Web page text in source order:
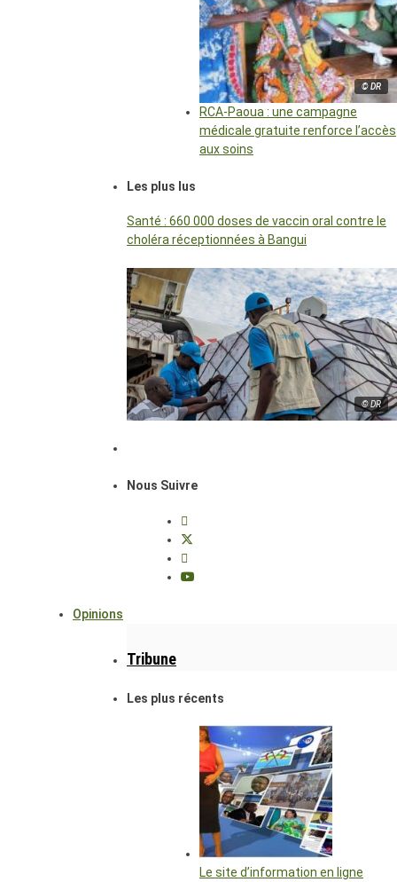
© DR
RCA-Paoua : une campagne
médicale gratuite renforce l’accès
aux soins
Les plus lus
Santé : 660 000 doses de vaccin oral contre le
choléra réceptionnées à Bangui
© DR
Nous Suivre
Opinions
Tribune
Les plus récents
Le site d’information en ligne